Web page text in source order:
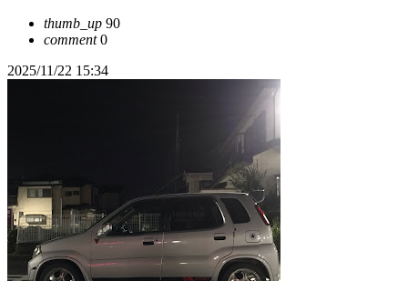
thumb_up 90
comment0
2025/11/22 15:34